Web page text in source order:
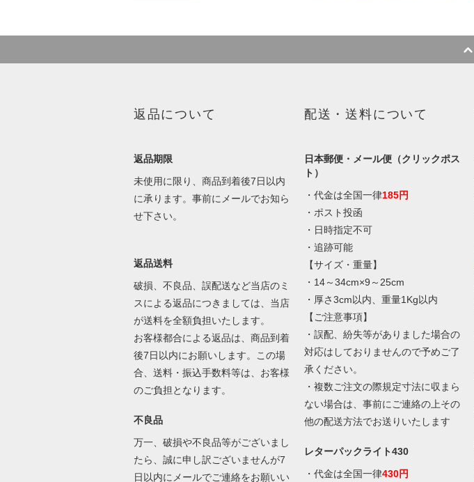
返品について
返品期限
未使用に限り、商品到着後7日以内
に承ります。事前にメールでお知ら
せ下さい。
返品送料
破損、不良品、誤配送など当店のミ
スによる返品につきましては、当店
が送料を全額負担いたします。
お客様都合による返品は、商品到着
後7日以内にお願いします。この場
合、送料・振込手数料等は、お客様
のご負担となります。
不良品
万一、破損や不良品等がございまし
たら、誠に申し訳ございませんが7
日以内にメールでご連絡をお願いい
配送・送料について
日本郵便・メール便（クリックポス
ト）
・代金は全国一律185円
・ポスト投函
・日時指定不可
・追跡可能
【サイズ・重量】
・14～34cm×9～25cm
・厚さ3cm以内、重量1Kg以内
【ご注意事項】
・誤配、紛失等がありました場合の
対応はしておりませんので予めご了
承ください。
・複数ご注文の際規定寸法に収まら
ない場合は、事前にご連絡の上その
他の配送方法でお送りいたします
レターパックライト430
・代金は全国一律430円